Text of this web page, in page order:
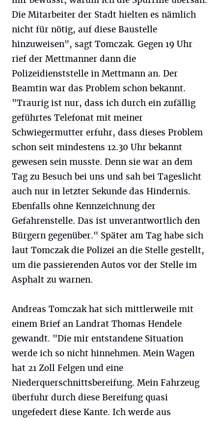
Die Mitarbeiter der Stadt hielten es nämlich
nicht für nötig, auf diese Baustelle
hinzuweisen", sagt Tomczak. Gegen 19 Uhr
rief der Mettmanner dann die
Polizeidienststelle in Mettmann an. Der
Beamtin war das Problem schon bekannt.
"Traurig ist nur, dass ich durch ein zufällig
geführtes Telefonat mit meiner
Schwiegermutter erfuhr, dass dieses Problem
schon seit mindestens 12.30 Uhr bekannt
gewesen sein musste. Denn sie war an dem
Tag zu Besuch bei uns und sah bei Tageslicht
auch nur in letzter Sekunde das Hindernis.
Ebenfalls ohne Kennzeichnung der
Gefahrenstelle. Das ist unverantwortlich den
Bürgern gegenüber." Später am Tag habe sich
laut Tomczak die Polizei an die Stelle gestellt,
um die passierenden Autos vor der Stelle im
Asphalt zu warnen.
Andreas Tomczak hat sich mittlerweile mit
einem Brief an Landrat Thomas Hendele
gewandt. "Die mir entstandene Situation
werde ich so nicht hinnehmen. Mein Wagen
hat 21 Zoll Felgen und eine
Niederquerschnittsbereifung. Mein Fahrzeug
überfuhr durch diese Bereifung quasi
ungefedert diese Kante. Ich werde aus